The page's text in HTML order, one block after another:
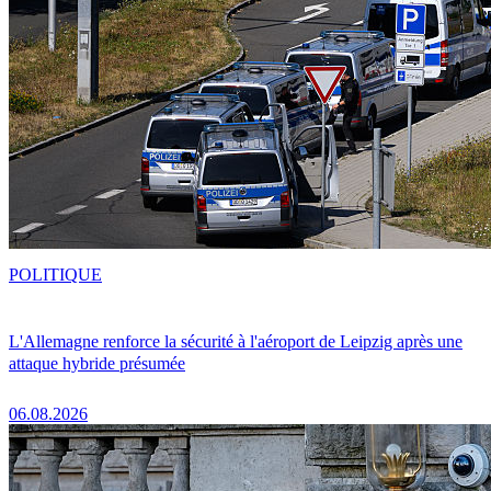
L'Allemagne renforce la sécurité à l'aéroport de Leipzig après une
attaque hybride présumée
06.08.2026
POLITIQUE